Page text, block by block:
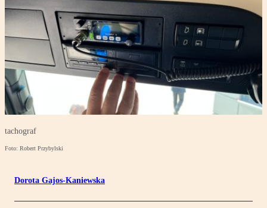
tachograf
Foto: Robert Przybylski
Dorota Gajos-Kaniewska